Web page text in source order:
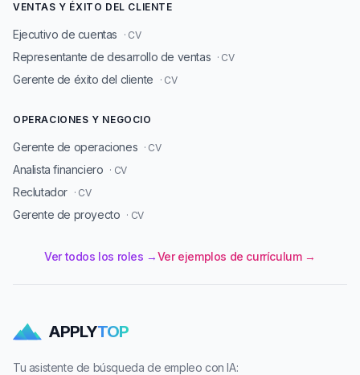
VENTAS Y ÉXITO DEL CLIENTE
Ejecutivo de cuentas · CV
Representante de desarrollo de ventas · CV
Gerente de éxito del cliente · CV
OPERACIONES Y NEGOCIO
Gerente de operaciones · CV
Analista financiero · CV
Reclutador · CV
Gerente de proyecto · CV
Ver todos los roles →Ver ejemplos de currículum →
APPLYTOP
Tu asistente de búsqueda de empleo con IA: